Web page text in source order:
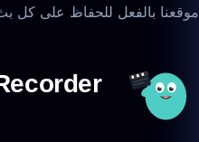
موقعنا بالفعل للحفاظ على كل